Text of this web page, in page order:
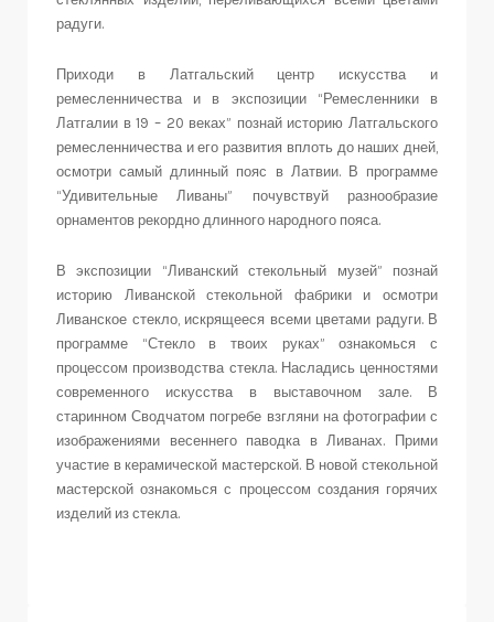
радуги.
Приходи в Латгальский центр искусства и
ремесленничества и в экспозиции “Ремесленники в
Латгалии в 19 – 20 веках” познай историю Латгальского
ремесленничества и его развития вплоть до наших дней,
осмотри самый длинный пояс в Латвии. В программе
“Удивительные Ливаны” почувствуй разнообразие
орнаментов рекордно длинного народного пояса.
В экспозиции “Ливанский стекольный музей” познай
историю Ливанской стекольной фабрики и осмотри
Ливанское стекло, искрящееся всеми цветами радуги. В
программе “Стекло в твоих руках” ознакомься с
процессом производства стекла. Насладись ценностями
современного искусства в выставочном зале. В
старинном Сводчатом погребе взгляни на фотографии с
изображениями весеннего паводка в Ливанах. Прими
участие в керамической мастерской. В новой стекольной
мастерской ознакомься с процессом создания горячих
изделий из стекла.